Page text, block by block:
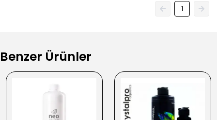
1
Benzer Ürünler